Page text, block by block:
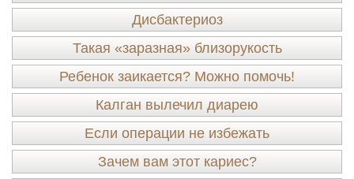
Дисбактериоз
Такая «заразная» близорукость
Ребенок заикается? Можно помочь!
Калган вылечил диарею
Если операции не избежать
Зачем вам этот кариес?